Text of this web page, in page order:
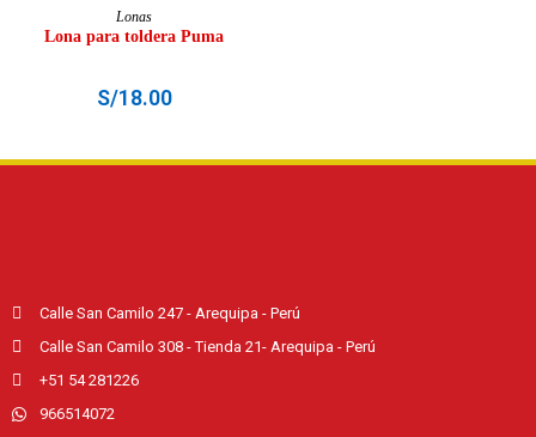
AÑADIR AL CARRITO
Lonas
Lona para toldera Puma
S/18.00
Calle San Camilo 247 - Arequipa - Perú
Calle San Camilo 308 - Tienda 21- Arequipa - Perú
+51 54 281226
966514072